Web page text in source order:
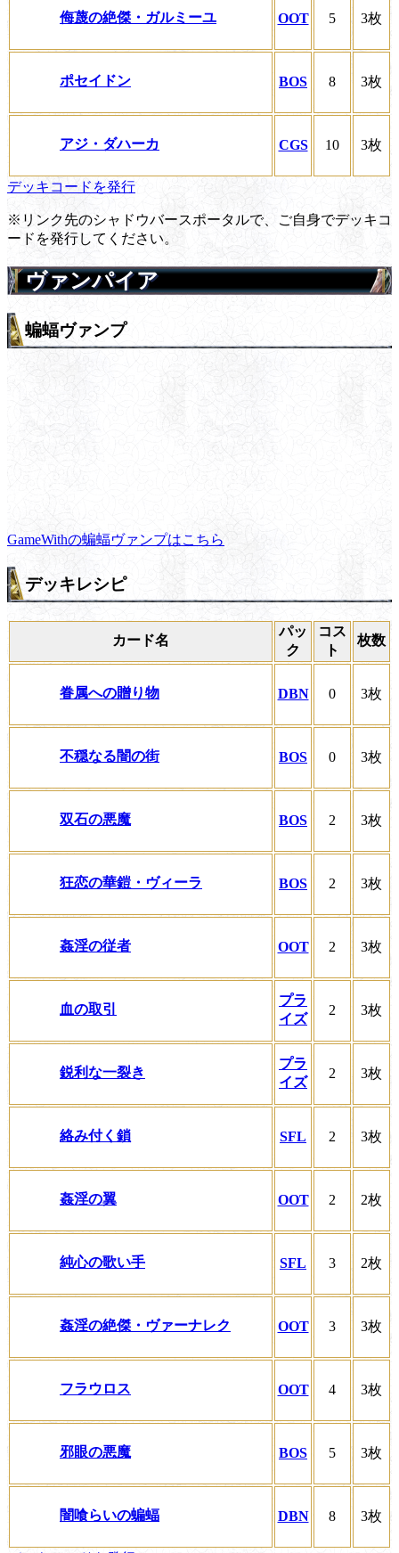
侮蔑の絶傑・ガルミーユ OOT 5 3枚
ポセイドン BOS 8 3枚
アジ・ダハーカ CGS 10 3枚
デッキコードを発行
※リンク先のシャドウバースポータルで、ご自身でデッキコ
ードを発行してください。
ヴァンパイア
蝙蝠ヴァンプ
GameWithの蝙蝠ヴァンプはこちら
デッキレシピ
カード名
パッ
ク
コス
ト
枚数
眷属への贈り物 DBN 0 3枚
不穏なる闇の街 BOS 0 3枚
双石の悪魔 BOS 2 3枚
狂恋の華鎧・ヴィーラ BOS 2 3枚
姦淫の従者 OOT 2 3枚
血の取引
プラ
イズ
2 3枚
鋭利な一裂き
プラ
イズ
2 3枚
絡み付く鎖 SFL 2 3枚
姦淫の翼 OOT 2 2枚
純心の歌い手 SFL 3 2枚
姦淫の絶傑・ヴァーナレク OOT 3 3枚
フラウロス OOT 4 3枚
邪眼の悪魔 BOS 5 3枚
闇喰らいの蝙蝠 DBN 8 3枚